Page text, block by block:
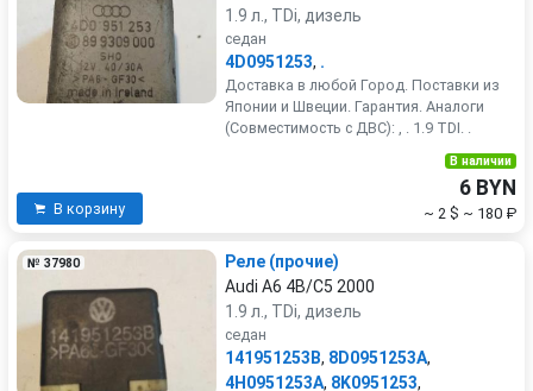
1.9 л., TDi, дизель
седан
4D0951253, .
Доставка в любой Город. Поставки из
Японии и Швеции. Гарантия. Аналоги
(Совместимость с ДВС): , . 1.9 TDI. .
В корзину
В наличии
6 BYN
~ 2 $ ~ 180 ₽
№ 37980
Реле (прочие)
Audi A6 4B/C5 2000
1.9 л., TDi, дизель
седан
141951253B, 8D0951253A,
4H0951253A, 8K0951253,